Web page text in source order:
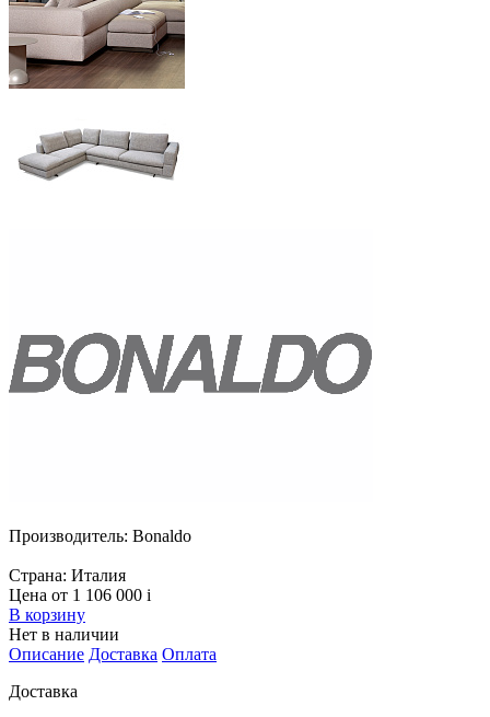
Производитель: Bonaldo
Страна: Италия
Цена от 1 106 000 i
В корзину
Нет в наличии
Описание Доставка Оплата
Доставка